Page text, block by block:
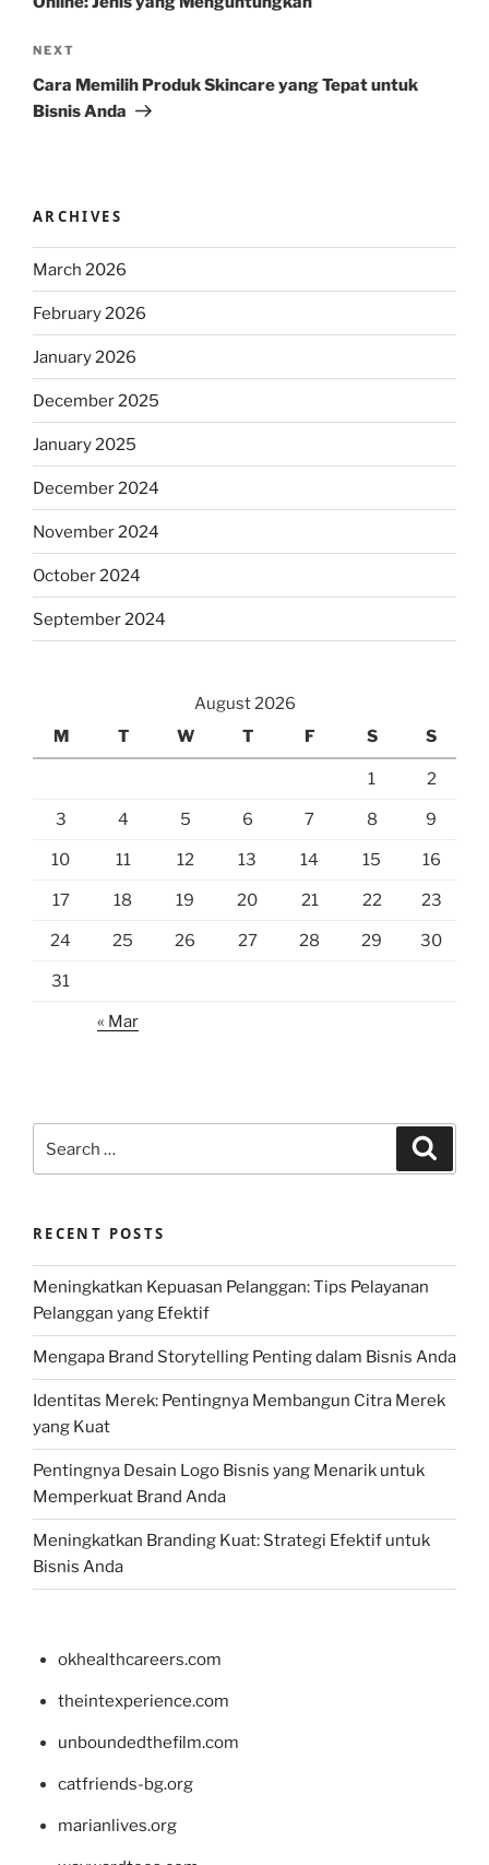
Next
Post
NEXT
Cara Memilih Produk Skincare yang Tepat untuk
Bisnis Anda
ARCHIVES
March 2026
February 2026
January 2026
December 2025
January 2025
December 2024
November 2024
October 2024
September 2024
August 2026
M
T W T F S S
1 2
3 4 5 6 7 8 9
10 11 12 13 14 15 16
17 18 19 20 21 22 23
24 25 26 27 28 29 30
31
« Mar
for:
RECENT POSTS
Meningkatkan Kepuasan Pelanggan: Tips Pelayanan
Pelanggan yang Efektif
Mengapa Brand Storytelling Penting dalam Bisnis Anda
Identitas Merek: Pentingnya Membangun Citra Merek
yang Kuat
Pentingnya Desain Logo Bisnis yang Menarik untuk
Memperkuat Brand Anda
Meningkatkan Branding Kuat: Strategi Efektif untuk
Bisnis Anda
okhealthcareers.com
theintexperience.com
unboundedthefilm.com
catfriends-bg.org
marianlives.org